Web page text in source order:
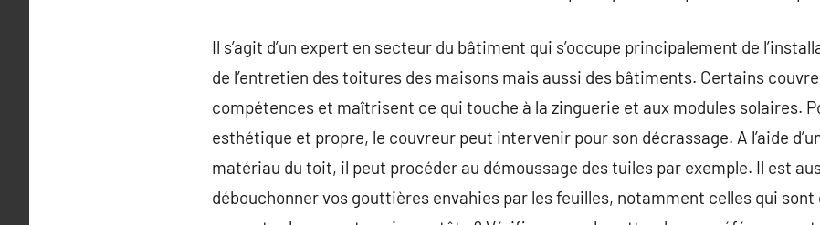
Il s’agit d’un expert en secteur du bâtiment qui s’occupe principalement de
de l’entretien des toitures des maisons mais aussi des bâtiments. Certains
compétences et maîtrisent ce qui touche à la zinguerie et aux modules solaires.
esthétique et propre, le couvreur peut intervenir pour son décrassage. A l’aide
matériau du toit, il peut procéder au démoussage des tuiles par exemple. Il est
débouchonner vos gouttières envahies par les feuilles, notamment celles qui sont